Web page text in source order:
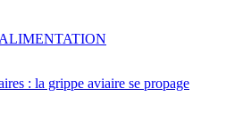
: la grippe aviaire se propage